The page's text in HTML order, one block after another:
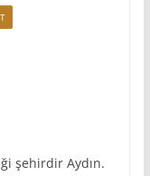
şehirdir Aydın.